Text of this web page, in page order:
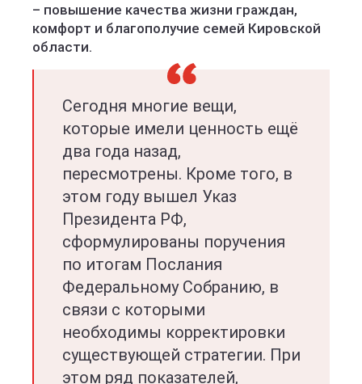
– повышение качества жизни граждан,
комфорт и благополучие семей Кировской
области.
Сегодня многие вещи,
которые имели ценность ещё
два года назад,
пересмотрены. Кроме того, в
этом году вышел Указ
Президента РФ,
сформулированы поручения
по итогам Послания
Федеральному Собранию, в
связи с которыми
необходимы корректировки
существующей стратегии. При
этом ряд показателей,